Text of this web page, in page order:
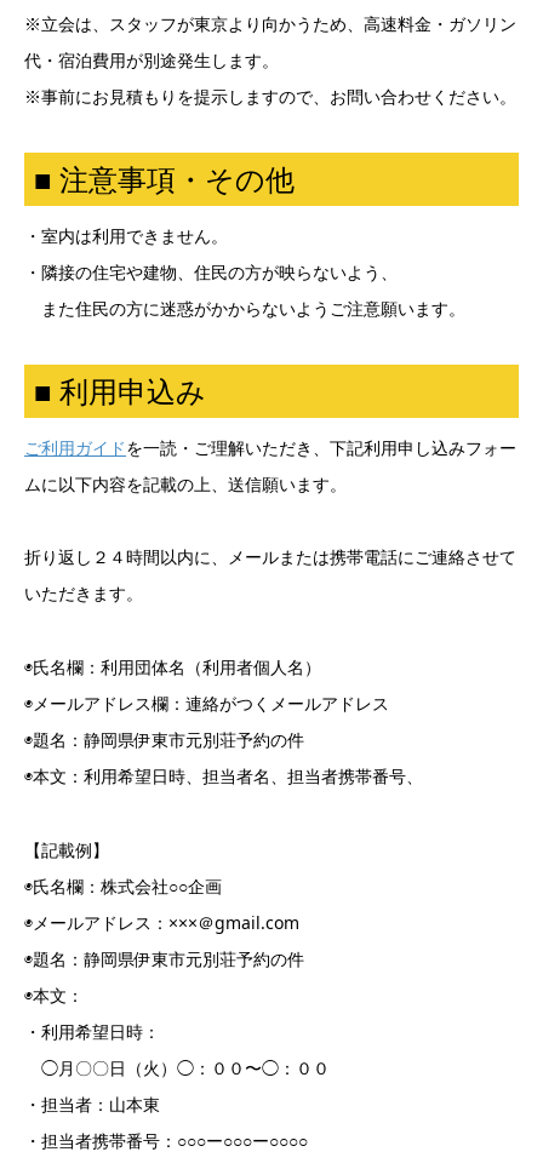
※立会は、スタッフが東京より向かうため、高速料金・ガソリン
代・宿泊費用が別途発生します。
※事前にお見積もりを提示しますので、お問い合わせください。
■ 注意事項・その他
・室内は利用できません。
・隣接の住宅や建物、住民の方が映らないよう、
また住民の方に迷惑がかからないようご注意願います。
■ 利用申込み
ご利用ガイドを一読・ご理解いただき、 下記利用申し込みフォー
ムに以下内容を記載の上、送信願います。
折り返し２４時間以内に、メールまたは携帯電話にご連絡させて
いただきます。
◉氏名欄：利用団体名（利用者個人名）
◉メールアドレス欄：連絡がつくメールアドレス
◉題名：静岡県伊東市元別荘予約の件
◉本文：利用希望日時、担当者名、担当者携帯番号、
【記載例】
◉氏名欄：株式会社○○企画
◉メールアドレス：×××＠gmail.com
◉題名：静岡県伊東市元別荘予約の件
◉本文：
・利用希望日時：
◯月〇〇日（火）◯：００〜◯：００
・担当者：山本東
・担当者携帯番号：○○○ー○○○ー○○○○